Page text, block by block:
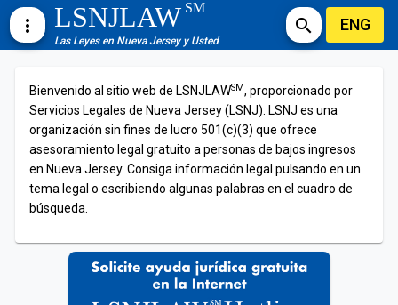
more_vert LSNJLAWSM
Las Leyes en Nueva Jersey y Usted
search ENG
Bienvenido al sitio web de LSNJLAWSM, proporcionado por
Servicios Legales de Nueva Jersey (LSNJ). LSNJ es una
organización sin fines de lucro 501(c)(3) que ofrece
asesoramiento legal gratuito a personas de bajos ingresos
en Nueva Jersey. Consiga información legal pulsando en un
tema legal o escribiendo algunas palabras en el cuadro de
búsqueda.